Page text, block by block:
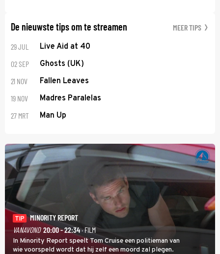
De nieuwste tips om te streamen MEER TIPS
29 JUL Live Aid at 40
02 SEP Ghosts (UK)
21 NOV Fallen Leaves
19 NOV Madres Paralelas
27 MRT Man Up
TIP
MINORITY REPORT
VANAVOND 20:00 - 22:34· FILM
In Minority Report speelt Tom Cruise een politieman van
wie voorspeld wordt dat hij zelf een moord zal plegen.